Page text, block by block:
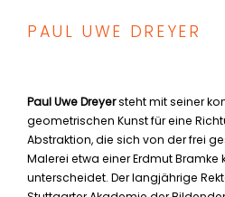
PAUL UWE DREYER
Paul Uwe Dreyersteht mit seiner
geometrischen Kunst für eine
Abstraktion, die sich von der frei
Malerei etwa einer Erdmut Bramke
unterscheidet. Der langjährige